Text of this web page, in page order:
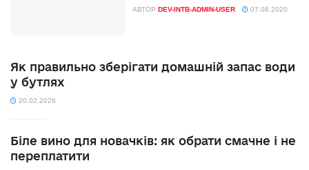
АВТОР DEV-INTB-ADMIN-USER 07.08.2020
Як правильно зберігати домашній запас води
у бутлях
20.02.2026
Біле вино для новачків: як обрати смачне і не
переплатити